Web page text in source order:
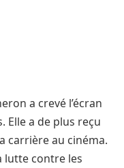
a crevé l’écran
Elle a de plus reçu
carrière au cinéma.
lutte contre les